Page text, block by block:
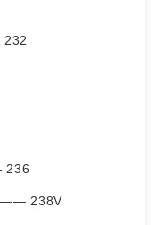
232
236
—— 238V